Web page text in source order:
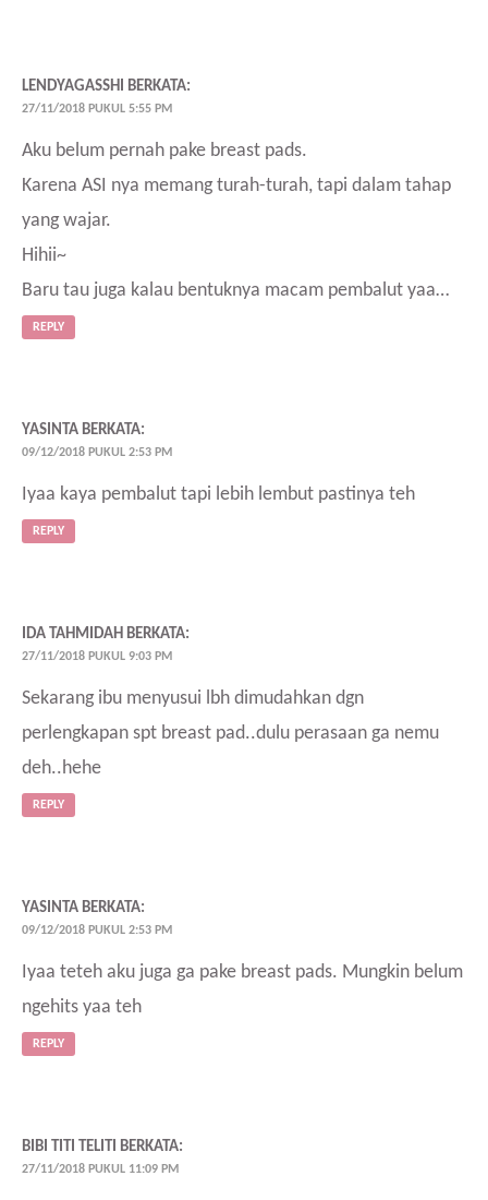
LENDYAGASSHI BERKATA:
27/11/2018 PUKUL 5:55 PM
Aku belum pernah pake breast pads.
Karena ASI nya memang turah-turah, tapi dalam tahap
yang wajar.
Hihii~
Baru tau juga kalau bentuknya macam pembalut yaa…
REPLY
YASINTA BERKATA:
09/12/2018 PUKUL 2:53 PM
Iyaa kaya pembalut tapi lebih lembut pastinya teh
REPLY
IDA TAHMIDAH BERKATA:
27/11/2018 PUKUL 9:03 PM
Sekarang ibu menyusui lbh dimudahkan dgn
perlengkapan spt breast pad..dulu perasaan ga nemu
deh..hehe
REPLY
YASINTA BERKATA:
09/12/2018 PUKUL 2:53 PM
Iyaa teteh aku juga ga pake breast pads. Mungkin belum
ngehits yaa teh
REPLY
BIBI TITI TELITI BERKATA:
27/11/2018 PUKUL 11:09 PM